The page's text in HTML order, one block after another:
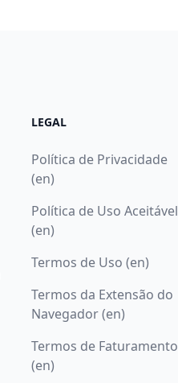
LEGAL
Política de Privacidade
(en)
Política de Uso Aceitável
(en)
Termos de Uso (en)
Termos da Extensão do
Navegador (en)
Termos de Faturamento
(en)